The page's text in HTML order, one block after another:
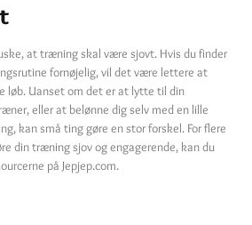
at træning skal være sjovt. Hvis du finder
fornøjelig, vil det være lettere at
løb. Uanset om det er at lytte til din
eller at belønne dig selv med en lille
kan små ting gøre en stor forskel. For flere
din træning sjov og engagerende, kan du
på Jepjep.com.